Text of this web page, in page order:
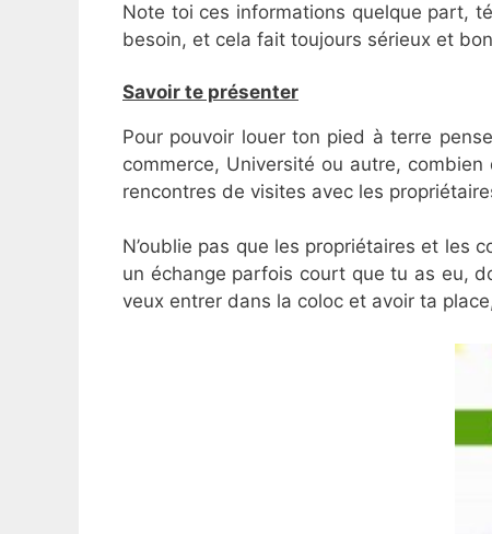
Note toi ces informations quelque part,
besoin, et cela fait toujours sérieux et
Savoir te présenter
Pour pouvoir louer ton pied à terre
commerce, Université ou autre,
rencontres de visites avec les
N’oublie pas que les propriétaires et les
un échange parfois court que tu as eu,
veux entrer dans la coloc et avoir ta